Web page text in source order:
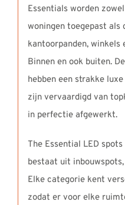
Essentials worden
woningen toegepast als
kantoorpanden, winkels
Binnen en ook buiten.
hebben een strakke
zijn vervaardigd van
in perfectie afgewerkt.
The Essential LED
bestaat uit
Elke categorie kent
zodat er voor elke